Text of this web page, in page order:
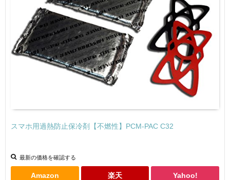
スマホ用過熱防止保冷剤【不燃性】PCM-PAC C32
最新の価格を確認する
Amazon 楽天 Yahoo!